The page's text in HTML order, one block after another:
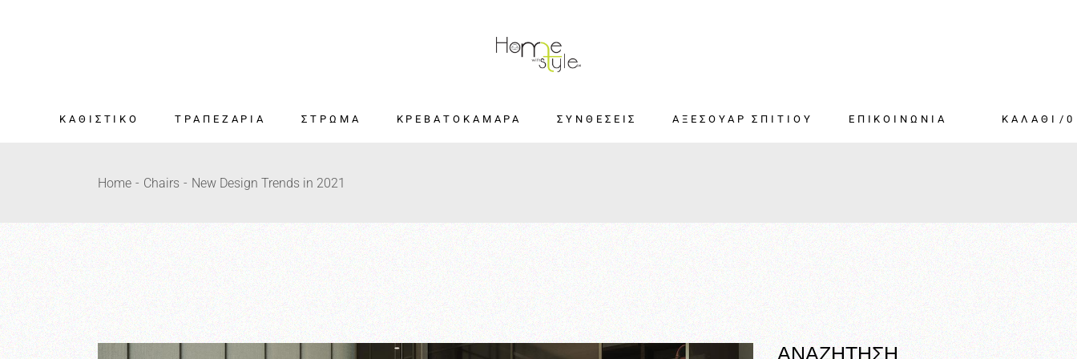
ΚΑΘΙΣΤΙΚΟ ΤΡΑΠΕΖΑΡΙΑ
ΤΡΑΠΕΖΑΡΙΑ
ΣΤΡΩΜΑ
Όλα τα στρώματα
Olive Oil
Spring Collection
ΚΑΛΥΜΜΑ
ΑΝΩΣΤΡΩΜΑ
ΜΑΞΙΛΑΡΙ
ΚΡΕΒΑΤΟΚΑΜΑΡΑ ΣΥΝΘΕΣΕΙΣ ΑΞΕΣΟΥΑΡ ΣΠΙΤΙΟΥ
ΚΟΥΒΕΡΤΟΠΑΠΛΩΜΑΤΑ
ΕΙΔΙΚΕΣ ΚΑΤΑΣΚΕΥΕΣ
ΕΠΙΚΟΙΝΩΝΙΑ 0
Home Chairs New Design Trends in 2021
ΑΝΑΖΗΤΗΣΗ